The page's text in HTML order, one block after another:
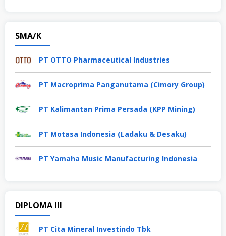
SMA/K
PT OTTO Pharmaceutical Industries
PT Macroprima Panganutama (Cimory Group)
PT Kalimantan Prima Persada (KPP Mining)
PT Motasa Indonesia (Ladaku & Desaku)
PT Yamaha Music Manufacturing Indonesia
DIPLOMA III
PT Cita Mineral Investindo Tbk